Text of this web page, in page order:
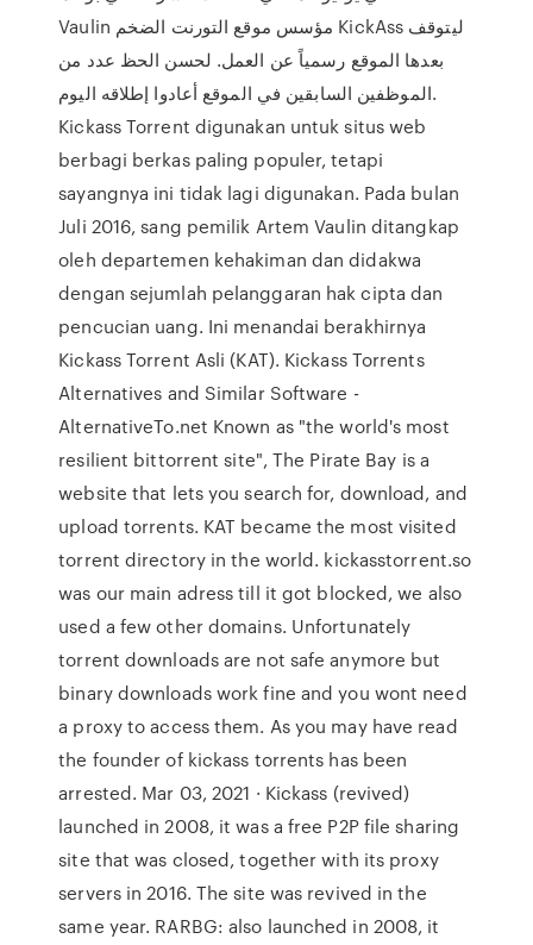
Vaulin مؤسس موقع التورنت الضخم KickAss ليتوقف
بعدها الموقع رسمياً عن العمل. لحسن الحظ عدد من
الموظفين السابقين في الموقع أعادوا إطلاقه اليوم.
Kickass Torrent digunakan untuk situs web
berbagi berkas paling populer, tetapi
sayangnya ini tidak lagi digunakan. Pada bulan
Juli 2016, sang pemilik Artem Vaulin ditangkap
oleh departemen kehakiman dan didakwa
dengan sejumlah pelanggaran hak cipta dan
pencucian uang. Ini menandai berakhirnya
Kickass Torrent Asli (KAT). Kickass Torrents
Alternatives and Similar Software -
AlternativeTo.net Known as "the world's most
resilient bittorrent site", The Pirate Bay is a
website that lets you search for, download, and
upload torrents. KAT became the most visited
torrent directory in the world. kickasstorrent.so
was our main adress till it got blocked, we also
used a few other domains. Unfortunately
torrent downloads are not safe anymore but
binary downloads work fine and you wont need
a proxy to access them. As you may have read
the founder of kickass torrents has been
arrested. Mar 03, 2021 · Kickass (revived)
launched in 2008, it was a free P2P file sharing
site that was closed, together with its proxy
servers in 2016. The site was revived in the
same year. RARBG: also launched in 2008, it